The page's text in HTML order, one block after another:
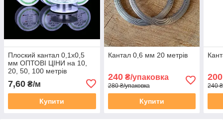
Плоский кантал 0,1х0,5
мм ОПТОВІ ЦІНИ на 10,
20, 50, 100 метрів
7,60 ₴/м
Купити
Кантал 0,6 мм 20 метрів
240₴/упаковка
280 ₴/упаковка
Купити
200
240